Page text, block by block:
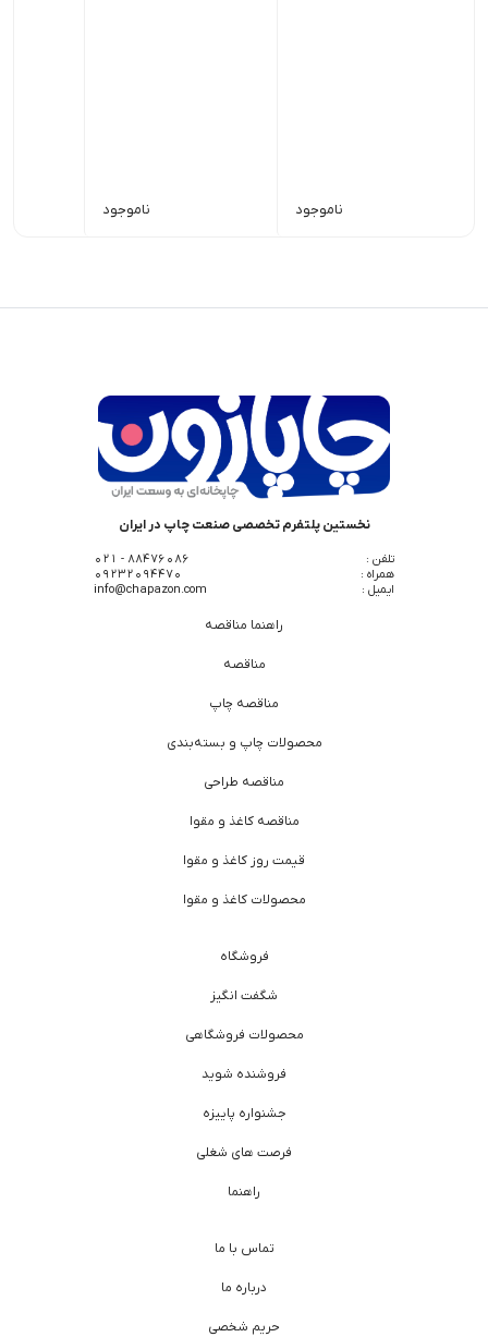
ناموجود ناموجود
نخستین پلتفرم تخصصی صنعت چاپ در ایران
تلفن :
88476086 - 021
همراه :
09232094470
ایمیل :
info@chapazon.com
راهنما مناقصه
مناقصه
مناقصه چاپ
محصولات چاپ و بسته‌بندی
مناقصه طراحی
مناقصه کاغذ و مقوا
قیمت روز کاغذ و مقوا
محصولات کاغذ و مقوا
فروشگاه
شگفت انگیز
محصولات فروشگاهی
فروشنده شوید
جشنواره پاییزه
فرصت های شغلی
راهنما
تماس با ما
درباره ما
حریم شخصی